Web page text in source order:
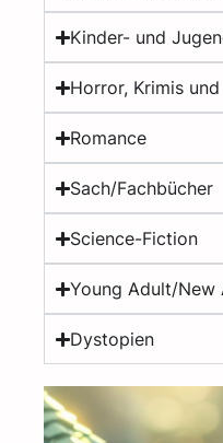
Kinder- und
Horror, Krimis
Romance
Sach/Fachbücher
Science-Fiction
Young Adult/
Dystopien